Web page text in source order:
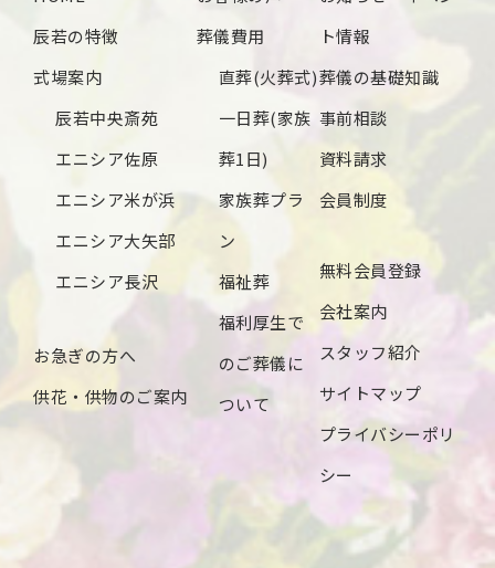
辰若の特徴
式場案内
辰若中央斎苑
エニシア佐原
エニシア米が浜
エニシア大矢部
エニシア長沢
お急ぎの方へ
供花・供物のご案内
葬儀費用
直葬(火葬式)
一日葬(家族
葬1日)
家族葬プラ
ン
福祉葬
福利厚生で
のご葬儀に
ついて
ト情報
葬儀の基礎知識
事前相談
資料請求
会員制度
無料会員登録
会社案内
スタッフ紹介
サイトマップ
プライバシーポリ
シー